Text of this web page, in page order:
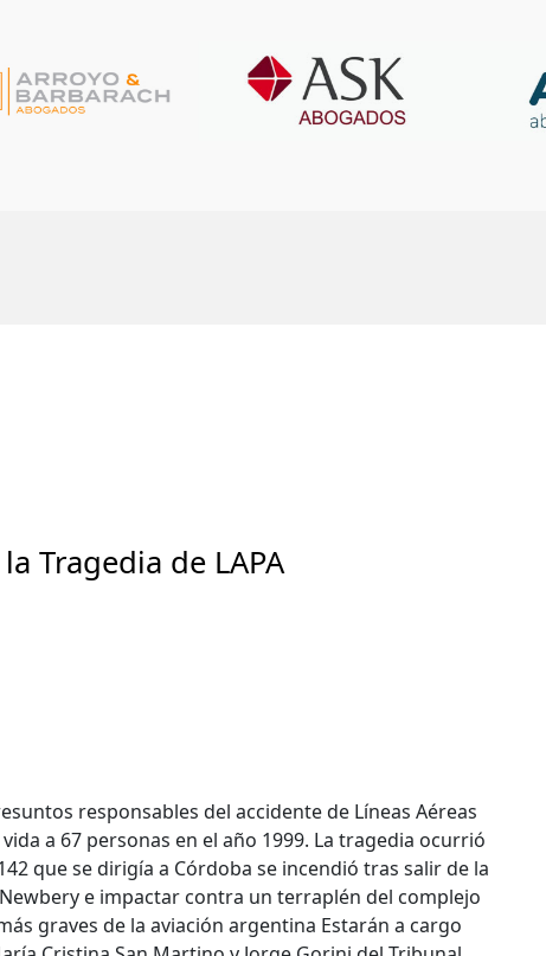
Tragedia de LAPA
responsables del accidente de Líneas Aéreas
a 67 personas en el año 1999. La tragedia ocurrió
que se dirigía a Córdoba se incendió tras salir de la
e impactar contra un terraplén del complejo
graves de la aviación argentina Estarán a cargo